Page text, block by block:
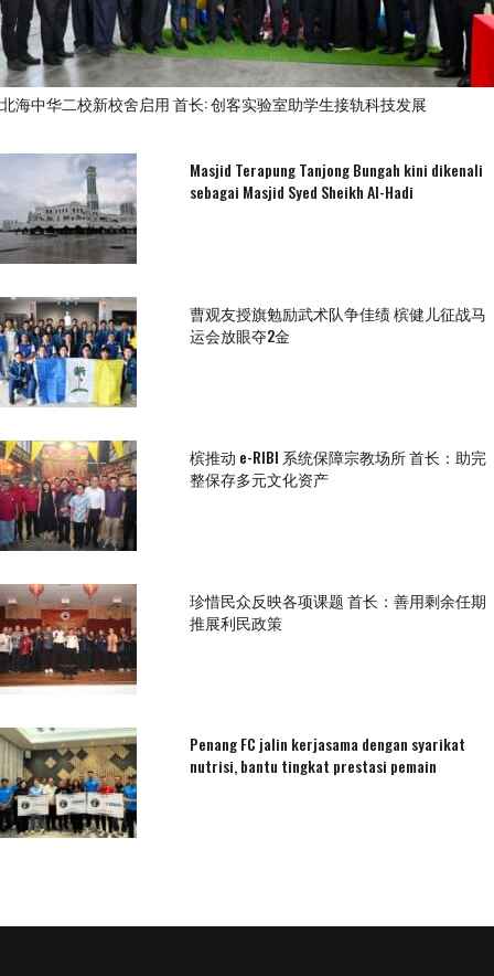
北海中华二校新校舍启用 首长: 创客实验室助学生接轨科技发展
Masjid Terapung Tanjong Bungah kini dikenali
sebagai Masjid Syed Sheikh Al-Hadi
曹观友授旗勉励武术队争佳绩 槟健儿征战马
运会放眼夺2金
槟推动 e-RIBI 系统保障宗教场所 首长：助完
整保存多元文化资产
珍惜民众反映各项课题 首长：善用剩余任期
推展利民政策
Penang FC jalin kerjasama dengan syarikat
nutrisi, bantu tingkat prestasi pemain